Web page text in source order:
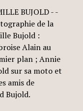
BUJOLD - -
de la
Bujold :
Alain au
plan ; Annie
sur sa moto et
amis de
Bujold.